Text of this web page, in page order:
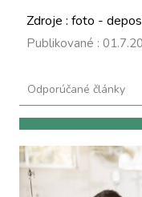
Zdroje : foto -
Publikované :
Odporúčané články